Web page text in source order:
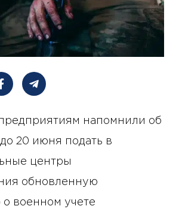
напомнили об
20 июня подать в
центры
обновленную
военном учете